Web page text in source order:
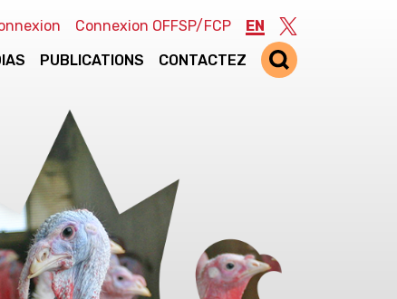
Connexion OFFSP/FCP EN
Twitter
PUBLICATIONS CONTACTEZ